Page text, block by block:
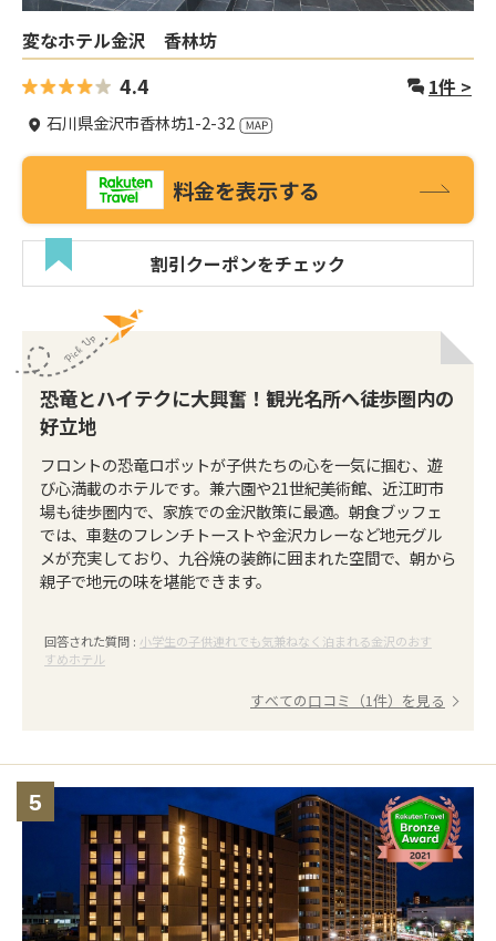
変なホテル金沢 香林坊
4.4 1件 >
石川県金沢市香林坊1-2-32
料金を表示する
割引クーポンをチェック
恐竜とハイテクに大興奮！観光名所へ徒歩圏内の
好立地
フロントの恐竜ロボットが子供たちの心を一気に掴む、遊
び心満載のホテルです。兼六園や21世紀美術館、近江町市
場も徒歩圏内で、家族での金沢散策に最適。朝食ブッフェ
では、車麩のフレンチトーストや金沢カレーなど地元グル
メが充実しており、九谷焼の装飾に囲まれた空間で、朝から
親子で地元の味を堪能できます。
回答された質問 : 小学生の子供連れでも気兼ねなく泊まれる金沢のおす
すめホテル
すべての口コミ（1件）を見る
5